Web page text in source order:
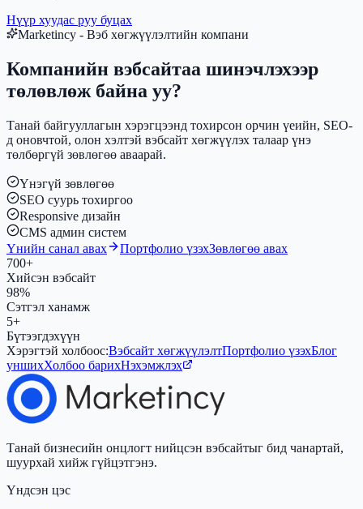
Нүүр хуудас руу буцах
Marketincy - Вэб хөгжүүлэлтийн компани
Компанийн вэбсайтаа шинэчлэхээр
төлөвлөж байна уу?
Танай байгууллагын хэрэгцээнд тохирсон орчин үеийн, SEO-
д оновчтой, олон хэлтэй вэбсайт хөгжүүлэх талаар үнэ
төлбөргүй зөвлөгөө аваарай.
Үнэгүй зөвлөгөө
SEO суурь тохиргоо
Responsive дизайн
CMS админ систем
Үнийн санал авах
Портфолио үзэхЗөвлөгөө авах
700+
Хийсэн вэбсайт
98%
Сэтгэл ханамж
5+
Бүтээгдэхүүн
Хэрэгтэй холбоос:Вэбсайт хөгжүүлэлтПортфолио үзэхБлог
уншихХолбоо барихНэхэмжлэх
Танай бизнесийн онцлогт нийцсэн вэбсайтыг бид чанартай,
шуурхай хийж гүйцэтгэнэ.
Үндсэн цэс